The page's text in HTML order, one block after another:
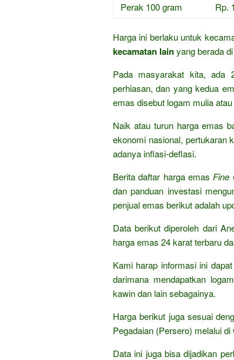
Perak 100 gram
Rp.
Harga ini berlaku untuk
kecamatan lainyang berada di
Pada masyarakat kita, ada
perhiasan, dan yang kedua
emas disebut logam mulia
Naik atau turun harga emas
ekonomi nasional, pertukaran
adanya inflasi-deflasi.
Berita daftar harga emas Fine
dan panduan investasi
penjual emas berikut adalah
Data berikut diperoleh dari
harga emas 24 karat terbaru
Kami harap informasi ini
darimana mendapatkan
kawin dan lain sebagainya.
Harga berikut juga sesuai
Pegadaian (Persero) melalui
Data ini juga bisa dijadikan